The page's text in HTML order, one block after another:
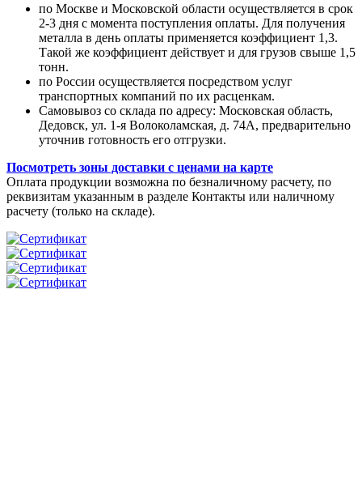
по Москве и Московской области осуществляется в срок
2-3 дня с момента поступления оплаты. Для получения
металла в день оплаты применяется коэффициент 1,3.
Такой же коэффициент действует и для грузов свыше 1,5
тонн.
по России осуществляется посредством услуг
транспортных компаний по их расценкам.
Самовывоз со склада по адресу: Московская область,
Дедовск, ул. 1-я Волоколамская, д. 74А, предварительно
уточнив готовность его отгрузки.
Посмотреть зоны доставки с ценами на карте
Оплата продукции возможна по безналичному расчету, по
реквизитам указанным в разделе Контакты или наличному
расчету (только на складе).